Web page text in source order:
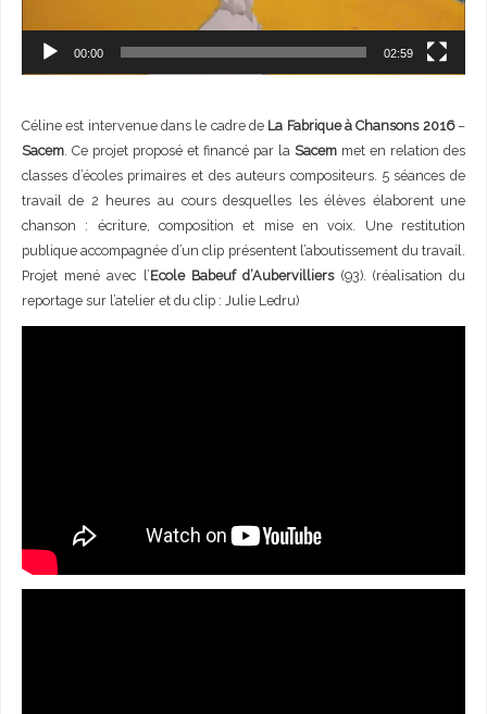
00:00 02:59
Céline est intervenue dans le cadre de La Fabrique à Chansons 2016–
Sacem. Ce projet proposé et financé par laSacem met en relation des
classes d’écoles primaires et des auteurs compositeurs. 5 séances de
travail de 2 heures au cours desquelles les élèves élaborent une
chanson : écriture, composition et mise en voix. Une restitution
publique accompagnée d’un clip présentent l’aboutissement du travail.
Projet mené avec l’Ecole Babeuf d’Aubervilliers (93). (réalisation du
reportage sur l’atelier et du clip : Julie Ledru)